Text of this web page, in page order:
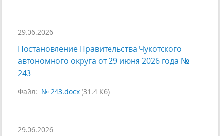
29.06.2026
Постановление Правительства Чукотского
автономного округа от 29 июня 2026 года №
243
Файл: № 243.docx (31.4 Кб)
29.06.2026